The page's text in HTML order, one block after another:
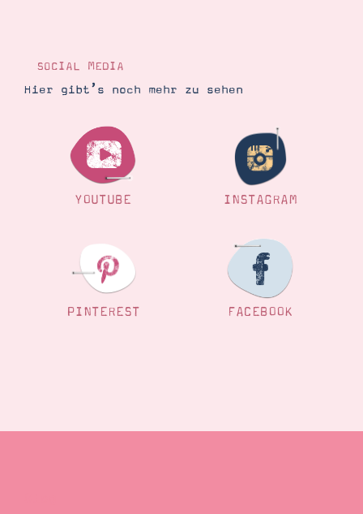
SOCIAL MEDIA
Hier gibt’s noch mehr zu sehen
YOUTUBE INSTAGRAM
PINTEREST FACEBOOK